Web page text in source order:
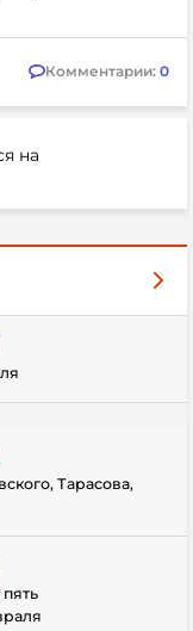
Комментарии: 0
на
Тарасова,